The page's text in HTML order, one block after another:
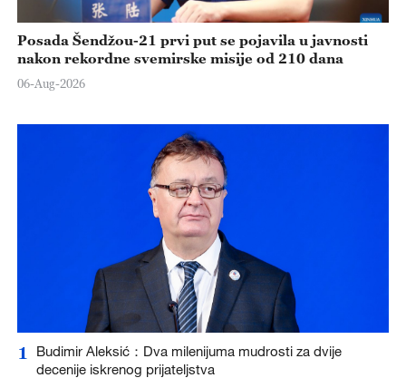
Posada Šendžou-21 prvi put se pojavila u javnosti
nakon rekordne svemirske misije od 210 dana
06-Aug-2026
1
Budimir Aleksić：Dva milenijuma mudrosti za dvije
decenije iskrenog prijateljstva